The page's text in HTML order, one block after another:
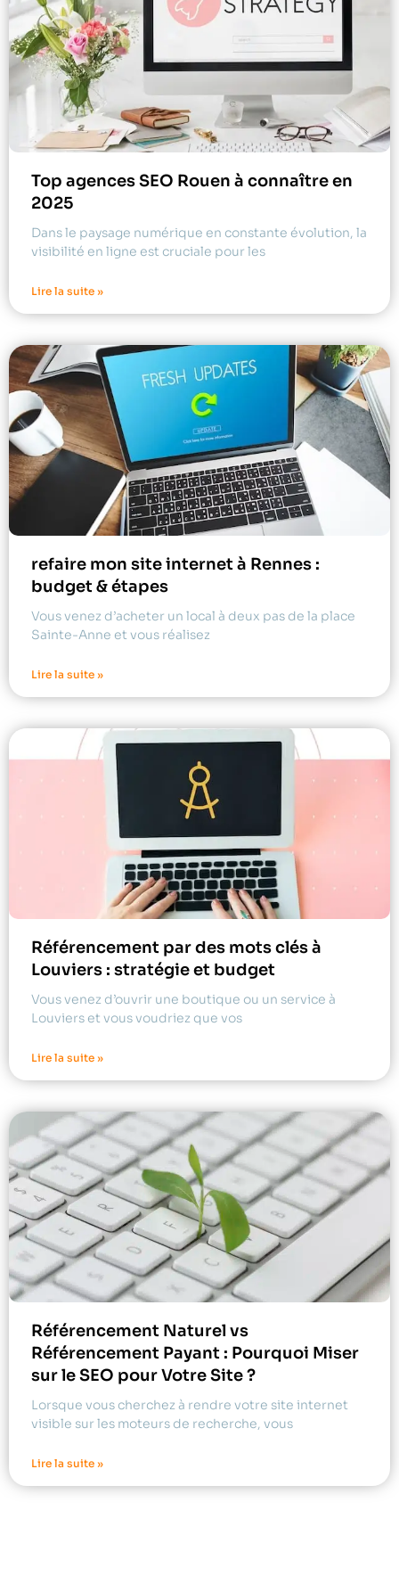
Top agences SEO Rouen à connaître en
2025
Dans le paysage numérique en constante évolution, la
visibilité en ligne est cruciale pour les
Lire la suite »
refaire mon site internet à Rennes :
budget & étapes
Vous venez d’acheter un local à deux pas de la place
Sainte-Anne et vous réalisez
Lire la suite »
Référencement par des mots clés à
Louviers : stratégie et budget
Vous venez d’ouvrir une boutique ou un service à
Louviers et vous voudriez que vos
Lire la suite »
Référencement Naturel vs
Référencement Payant : Pourquoi Miser
sur le SEO pour Votre Site ?
Lorsque vous cherchez à rendre votre site internet
visible sur les moteurs de recherche, vous
Lire la suite »